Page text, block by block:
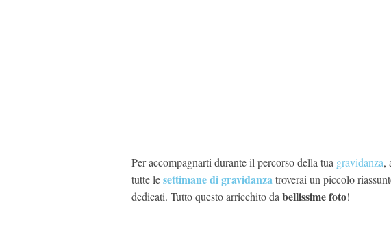
Per accompagnarti durante il percorso della tua gravidanza,
tutte lesettimane di gravidanzatroverai un piccolo
dedicati. Tutto questo arricchito da bellissime foto!